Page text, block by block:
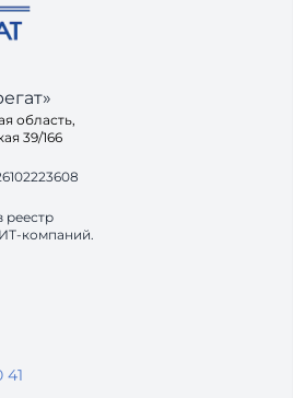
область,
39/166
реестр
компаний.
41